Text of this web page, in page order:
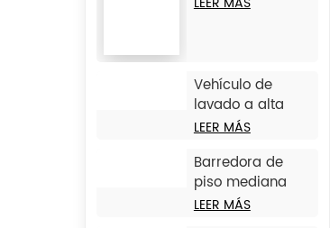
Vehículo de
lavado a alta
presión de 3
LEER MÁS
Barredora de
piso mediana
con operador a
LEER MÁS